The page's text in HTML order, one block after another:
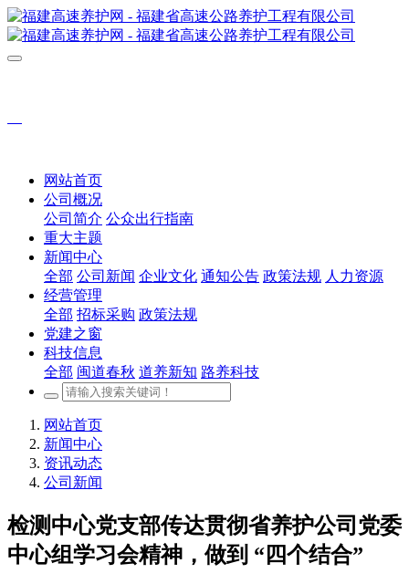
网站首页
公司概况
公司简介 公众出行指南
重大主题
新闻中心
全部 公司新闻 企业文化 通知公告 政策法规 人力资源
经营管理
全部 招标采购 政策法规
党建之窗
科技信息
全部 闽道春秋 道养新知 路养科技
网站首页
新闻中心
资讯动态
公司新闻
检测中心党支部传达贯彻省养护公司党委
中心组学习会精神，做到 “四个结合”